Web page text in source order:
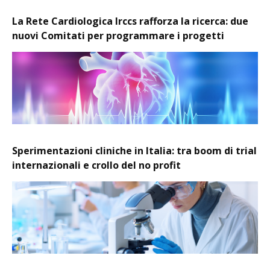
La Rete Cardiologica Irccs rafforza la ricerca: due
nuovi Comitati per programmare i progetti
Sperimentazioni cliniche in Italia: tra boom di trial
internazionali e crollo del no profit